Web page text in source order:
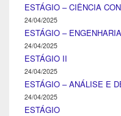
ESTÁGIO – CIÊNCIA
24/04/2025
ESTÁGIO –
24/04/2025
ESTÁGIO II
24/04/2025
ESTÁGIO – ANÁLISE E
24/04/2025
ESTÁGIO